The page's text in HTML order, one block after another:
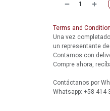
Terms and
Una vez
un representante
Contamos con
Compre ahora,
Contáctanos por
Whatsapp: +58